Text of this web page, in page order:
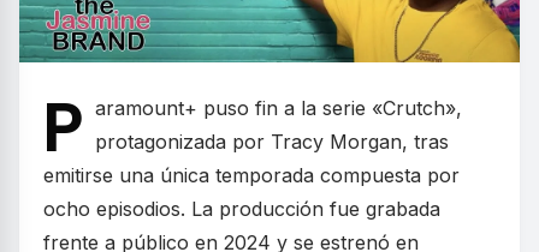
P aramount+ puso fin a la serie «Crutch»,
protagonizada por Tracy Morgan, tras
emitirse una única temporada compuesta por
ocho episodios. La producción fue grabada
frente a público en 2024 y se estrenó en